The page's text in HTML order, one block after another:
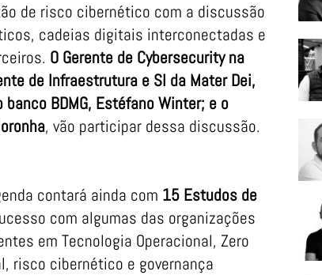
de risco cibernético com a discussão
cadeias digitais interconectadas e
O Gerente de Cybersecurity na
de Infraestrutura e SI da Mater Dei,
BDMG, Estéfano Winter; e o
, vão participar dessa discussão.
contará ainda com 15 Estudos de
com algumas das organizações
em Tecnologia Operacional, Zero
risco cibernético e governança